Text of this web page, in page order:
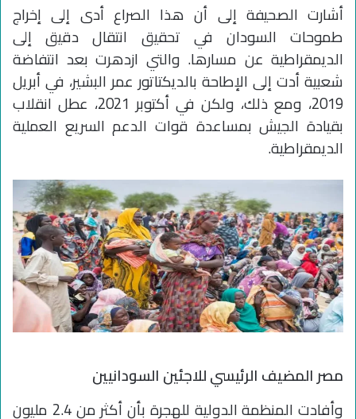
أشارت الصحيفة إلى أن هذا الصراع أدى إلى إخراج
طموحات السودان في تحقيق انتقال دقيق إلى
الديمقراطية عن مسارها. والتي ازدهرت بعد انتفاضة
شعبية أدت إلى الإطاحة بالديكتاتور عمر البشير، في أبريل
2019، ومع ذلك، ولكن في أكتوبر 2021، عطل انقلاب
بقيادة الجيش بمساعدة قوات الدعم السريع العملية
الديمقراطية.
مصر المضيف الرئيسي للاجئين السودانيين
وأفادت المنظمة الدولية للهجرة بأن أكثر من 2.4 مليون